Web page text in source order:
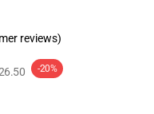
reviews)
-20%